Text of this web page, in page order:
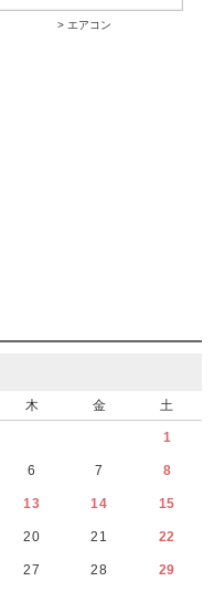
> エアコン
木 金 土
1
6 7 8
13 14 15
20 21 22
27 28 29